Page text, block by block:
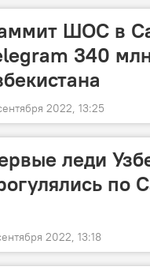
ШОС в
340
2022, 13:25
леди
по
2022, 13:18